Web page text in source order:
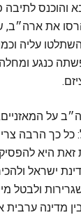
והוכנס לתיבה
את ארה״ב,
עליה
כנגע
על
כל כך הרבה
זאת היא
ישראל
ולבטל
מדינה ערבית